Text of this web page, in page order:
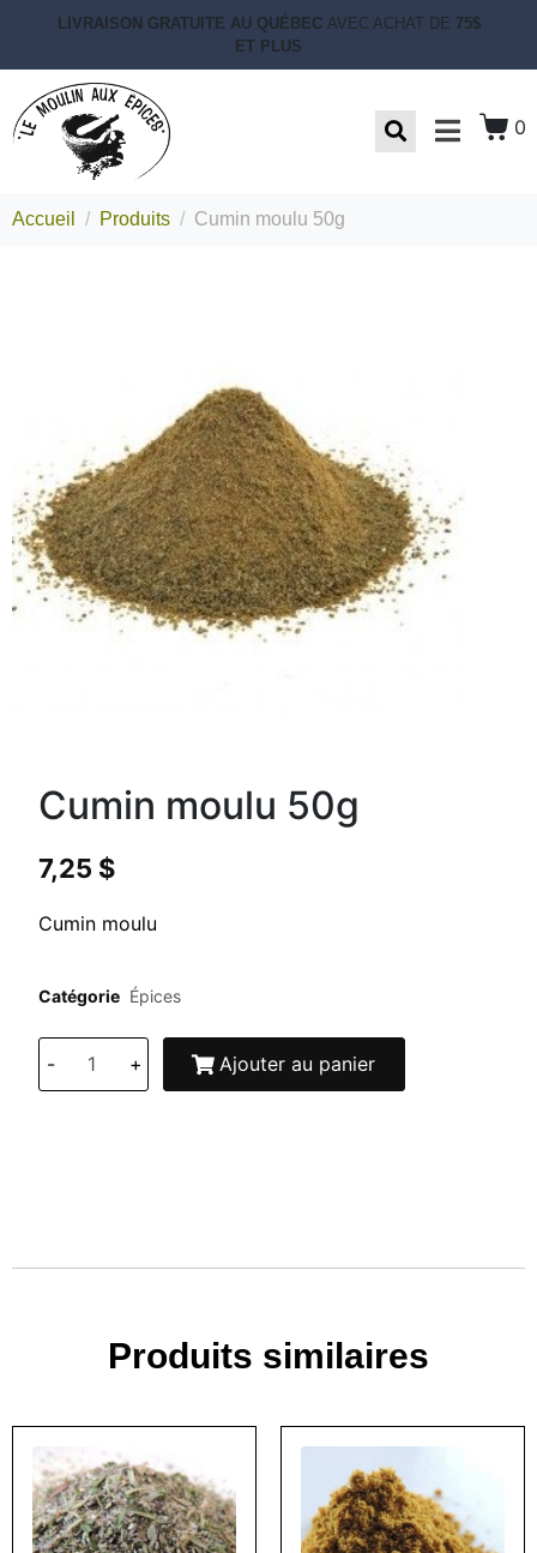
LIVRAISON GRATUITE AU QUÉBEC AVEC ACHAT DE 75$
ET PLUS
0
Accueil Produits Cumin moulu 50g
Cumin moulu 50g
7,25 $
Cumin moulu
Catégorie Épices
- + Ajouter au panier
Produits similaires